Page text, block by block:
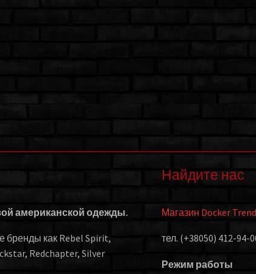
американской одежды.
бренды как Rebel Spirit,
Redchapter, Silver
Найдите нас
Магазин Docker
тел. (+38050) 412-94-
Режим работы